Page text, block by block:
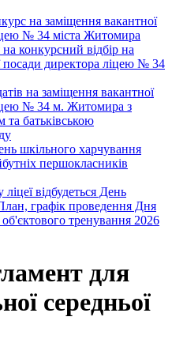
на заміщення вакантної
№ 34 міста Житомира
конкурсний відбір на
посади директора ліцею № 34
на заміщення вакантної
№ 34 м. Житомира з
та батьківською
шкільного харчування
першокласників
відбудеться День
графік проведення Дня
об'єктового тренування 2026
для
середньої